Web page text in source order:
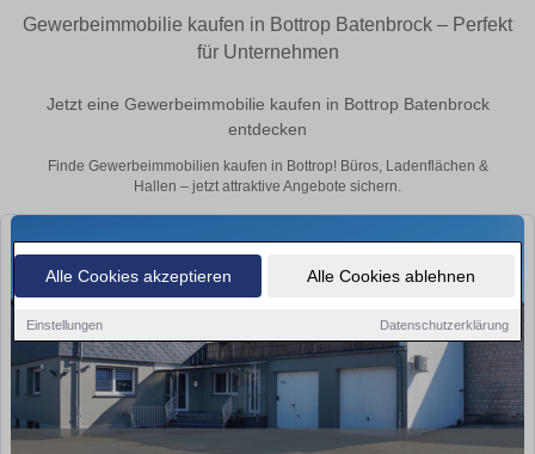
Alle Cookies akzeptieren Alle Cookies ablehnen
Einstellungen Datenschutzerklärung
Gewerbeimmobilie kaufen in Bottrop Batenbrock – Perfekt
für Unternehmen
Jetzt eine Gewerbeimmobilie kaufen in Bottrop Batenbrock
entdecken
Finde Gewerbeimmobilien kaufen in Bottrop! Büros, Ladenflächen &
Hallen – jetzt attraktive Angebote sichern.